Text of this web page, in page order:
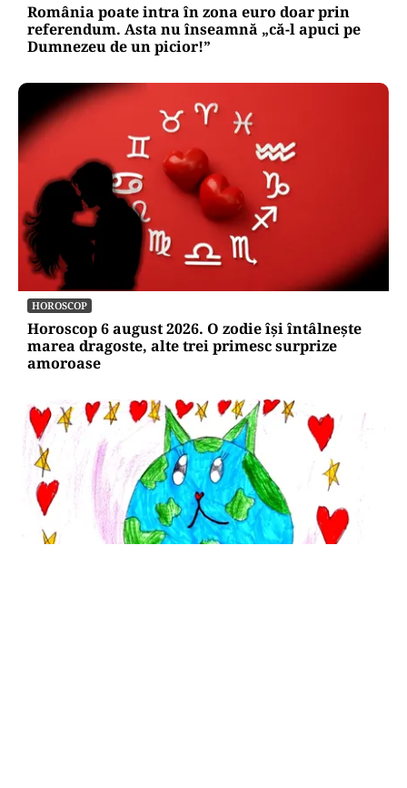
România poate intra în zona euro doar prin
referendum. Asta nu înseamnă „că-l apuci pe
Dumnezeu de un picior!”
HOROSCOP
Horoscop 6 august 2026. O zodie își întâlnește
marea dragoste, alte trei primesc surprize
amoroase